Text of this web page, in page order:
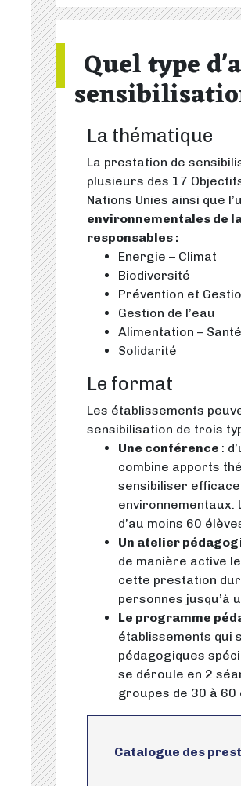
Quel type
La thématique
La prestation de
plusieurs des 17
Nations Unies ainsi que
environnementales de
responsables :
Energie – Climat
Biodiversité
Prévention et
Gestion de l’eau
Alimentation – Santé
Solidarité
Le format
Les établissements
sensibilisation de trois
Une conférence :
combine apports
sensibiliser
environnementaux.
d’au moins 60
Un atelier
de manière active
cette prestation
personnes jusqu’à
Le programme
établissements qui
pédagogiques
se déroule en 2
groupes de 30 à 60
Catalogue des